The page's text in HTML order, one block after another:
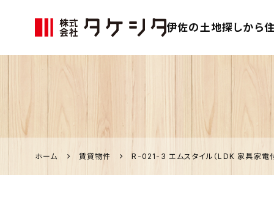
伊佐市の家づく
り、不動産のこ
となら「タケシ
タ」
伊佐の土地探しから住
ホーム 賃貸物件 R-021-3 エムスタイル（LDK 家具家電